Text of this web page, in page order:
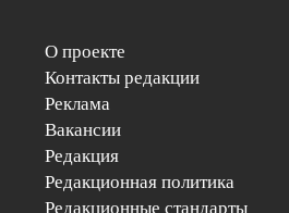
О проекте
Контакты редакции
Реклама
Вакансии
Редакция
Редакционная политика
Редакционные стандарты